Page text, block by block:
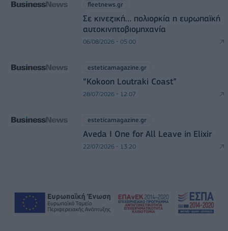
fleetnews.gr
Σε κινεζική… πολιορκία η ευρωπαϊκή
αυτοκινητοβιομηχανία
06/08/2026 - 05:00
esteticamagazine.gr
“Kokoon Loutraki Coast”
28/07/2026 - 12:07
esteticamagazine.gr
Aveda I One for All Leave in Elixir
22/07/2026 - 13:20